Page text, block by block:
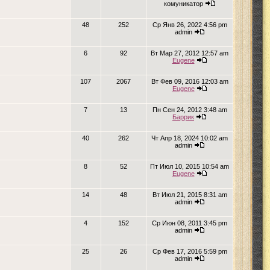
комуникатор
48 252
Ср Янв 26, 2022 4:56 pm
admin
6 92
Вт Мар 27, 2012 12:57 am
Eugene
107 2067
Вт Фев 09, 2016 12:03 am
Eugene
7 13
Пн Сен 24, 2012 3:48 am
Баррик
40 262
Чт Апр 18, 2024 10:02 am
admin
8 52
Пт Июл 10, 2015 10:54 am
Eugene
14 48
Вт Июл 21, 2015 8:31 am
admin
4 152
Ср Июн 08, 2011 3:45 pm
admin
25 26
Ср Фев 17, 2016 5:59 pm
admin